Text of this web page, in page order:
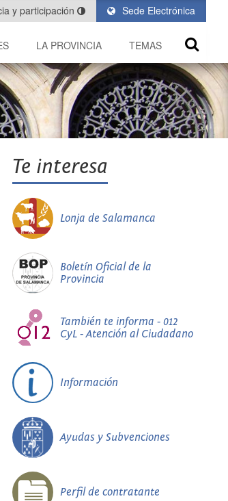
Sede Electrónica
y participación
LA PROVINCIA TEMAS
Te interesa
Lonja de Salamanca
Boletín Oficial de la
Provincia
También te informa - 012
CyL - Atención al Ciudadano
Información
Ayudas y Subvenciones
Perfil de contratante